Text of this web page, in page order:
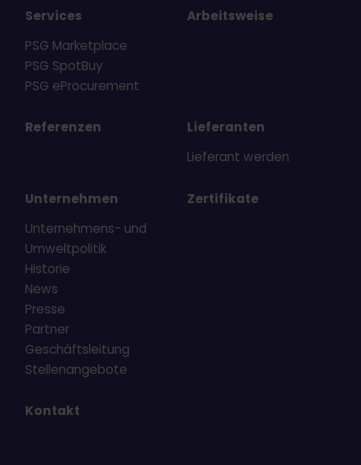
Services
PSG Marketplace
PSG SpotBuy
PSG eProcurement
Arbeitsweise
Referenzen
Lieferanten
Lieferant werden
Unternehmen
Unternehmens- und
Umweltpolitik
Historie
News
Presse
Partner
Geschäftsleitung
Stellenangebote
Zertifikate
Kontakt